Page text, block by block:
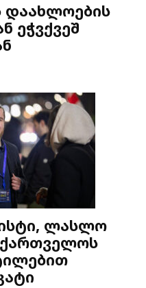
დაახლოების
ეჭვქვეშ
ლასლო